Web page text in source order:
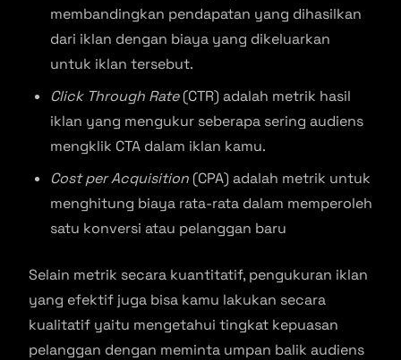
membandingkan pendapatan yang dihasilkan
dari iklan dengan biaya yang dikeluarkan
untuk iklan tersebut.
Click Through Rate(CTR) adalah metrik hasil
iklan yang mengukur seberapa sering audiens
mengklik CTA dalam iklan kamu.
Cost per Acquisition (CPA) adalah metrik untuk
menghitung biaya rata-rata dalam memperoleh
satu konversi atau pelanggan baru
Selain metrik secara kuantitatif, pengukuran iklan
yang efektif juga bisa kamu lakukan secara
kualitatif yaitu mengetahui tingkat kepuasan
pelanggan dengan meminta umpan balik audiens